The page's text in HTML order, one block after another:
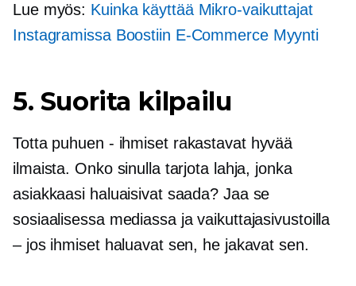
Lue myös: Kuinka käyttää Mikro-vaikuttajat
Instagramissa Boostiin E-CommerceMyynti
5. Suorita kilpailu
Totta puhuen - ihmiset rakastavat hyvää
ilmaista. Onko sinulla tarjota lahja, jonka
asiakkaasi haluaisivat saada? Jaa se
sosiaalisessa mediassa ja vaikuttajasivustoilla
– jos ihmiset haluavat sen, he jakavat sen.